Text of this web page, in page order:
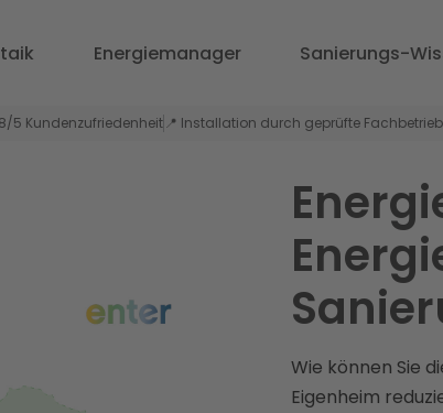
Energiemanager Sanierungs-
5 Kundenzufriedenheit 📍 Installation durch geprüfte
Wie können Sie
Eigenheim